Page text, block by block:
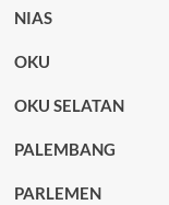
NIAS
OKU
OKU SELATAN
PALEMBANG
PARLEMEN